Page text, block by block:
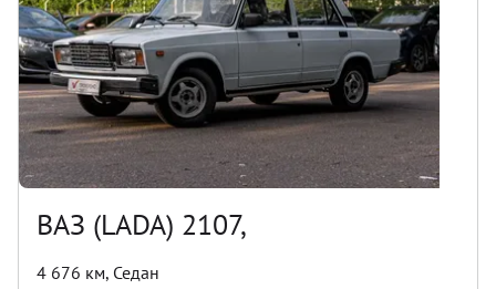
ВАЗ (LADA) 2107,
4 676 км, Седан